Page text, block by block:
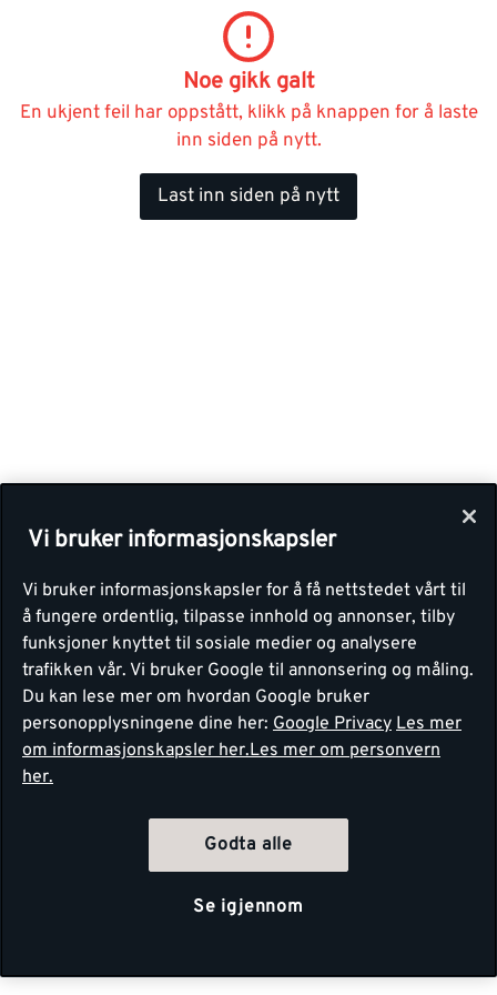
Noe gikk galt
En ukjent feil har oppstått, klikk på knappen for å laste
inn siden på nytt.
Last inn siden på nytt
Vi bruker informasjonskapsler
Vi bruker informasjonskapsler for å få nettstedet vårt til
å fungere ordentlig, tilpasse innhold og annonser, tilby
funksjoner knyttet til sosiale medier og analysere
trafikken vår. Vi bruker Google til annonsering og måling.
Du kan lese mer om hvordan Google bruker
personopplysningene dine her: Google Privacy Les mer
om informasjonskapsler her.Les mer om personvern
her.
Godta alle
Se igjennom